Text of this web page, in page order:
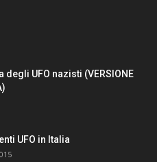
degli UFO nazisti (VERSIONE
UFO in Italia